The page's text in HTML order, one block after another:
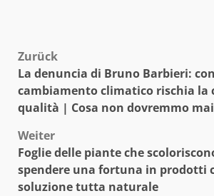
Beitragsnavigation
Zurück
La denuncia di Bruno Barbieri:
cambiamento climatico rischia la
qualità | Cosa non dovremmo
Weiter
Foglie delle piante che
spendere una fortuna in prodotti
soluzione tutta naturale